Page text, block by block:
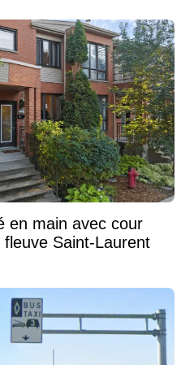
en main avec cour
Saint-Laurent